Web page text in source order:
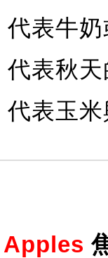
表牛奶
表秋天
表玉米
Apples